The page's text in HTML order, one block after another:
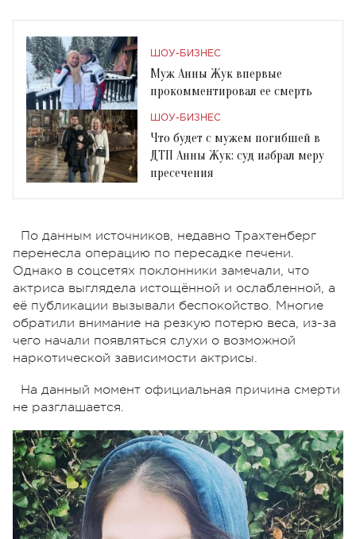
ШОУ-БИЗНЕС
Муж Анны Жук впервые
прокомментировал ее смерть
ШОУ-БИЗНЕС
Что будет с мужем погибшей в
ДТП Анны Жук: суд избрал меру
пресечения
По данным источников, недавно Трахтенберг
перенесла операцию по пересадке печени.
Однако в соцсетях поклонники замечали, что
актриса выглядела истощённой и ослабленной, а
её публикации вызывали беспокойство. Многие
обратили внимание на резкую потерю веса, из-за
чего начали появляться слухи о возможной
наркотической зависимости актрисы.
На данный момент официальная причина смерти
не разглашается.